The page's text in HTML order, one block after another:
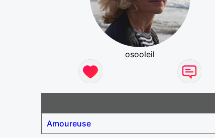
osooleil
Amoureuse